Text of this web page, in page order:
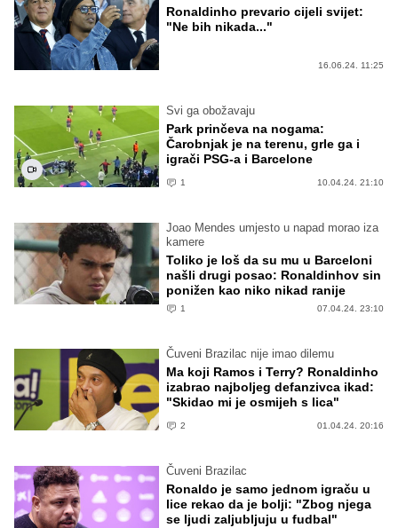
Ronaldinho prevario cijeli svijet:
"Ne bih nikada..."
16.06.24. 11:25
Svi ga obožavaju
Park prinčeva na nogama:
Čarobnjak je na terenu, grle ga i
igrači PSG-a i Barcelone
1 10.04.24. 21:10
Joao Mendes umjesto u napad morao iza
kamere
Toliko je loš da su mu u Barceloni
našli drugi posao: Ronaldinhov sin
ponižen kao niko nikad ranije
1 07.04.24. 23:10
Čuveni Brazilac nije imao dilemu
Ma koji Ramos i Terry? Ronaldinho
izabrao najboljeg defanzivca ikad:
"Skidao mi je osmijeh s lica"
2 01.04.24. 20:16
Čuveni Brazilac
Ronaldo je samo jednom igraču u
lice rekao da je bolji: "Zbog njega
se ljudi zaljubljuju u fudbal"